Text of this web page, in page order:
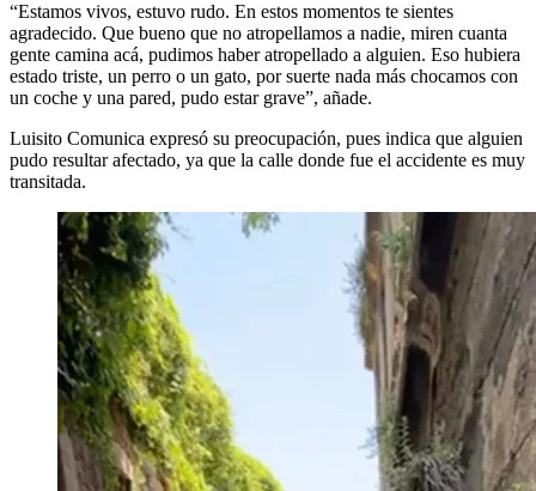
“Estamos vivos, estuvo rudo. En estos momentos te sientes
agradecido. Que bueno que no atropellamos a nadie, miren cuanta
gente camina acá, pudimos haber atropellado a alguien. Eso hubiera
estado triste, un perro o un gato, por suerte nada más chocamos con
un coche y una pared, pudo estar grave”, añade.
Luisito Comunica expresó su preocupación, pues indica que alguien
pudo resultar afectado, ya que la calle donde fue el accidente es muy
transitada.